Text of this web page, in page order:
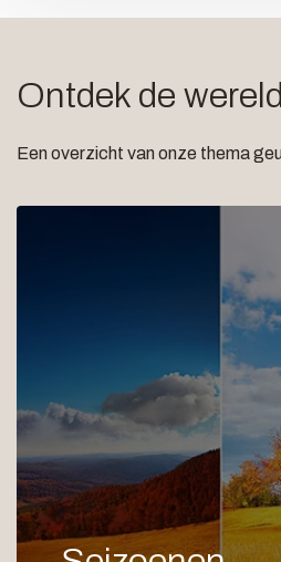
Ontdek de
Een overzicht van onze thema